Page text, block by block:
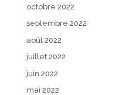
octobre 2022
septembre 2022
août 2022
juillet 2022
juin 2022
mai 2022